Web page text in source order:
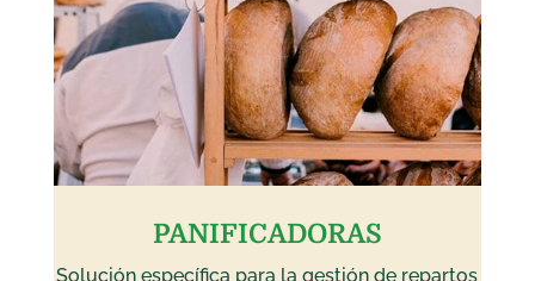
PANIFICADORAS
Solución específica para la gestión de repartos